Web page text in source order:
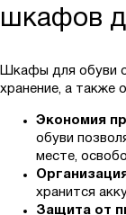
шкафов
Шкафы для обуви
хранение, а также
Экономия
обуви
месте,
хранится
Защита от